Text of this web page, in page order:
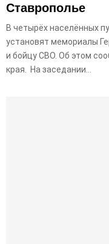
Ставрополье
В четырёх населённых
установят мемориалы
и бойцу СВО. Об этом
края. На заседании...